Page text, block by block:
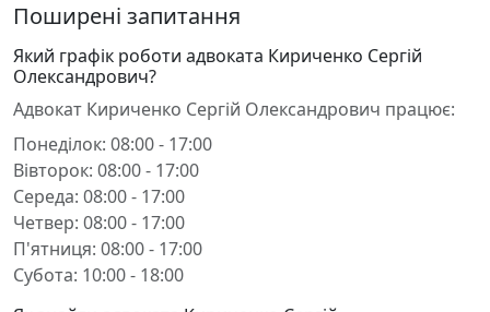
Поширені запитання
Який графік роботи адвоката Кириченко Сергій
Олександрович?
Адвокат Кириченко Сергій Олександрович працює:
Понеділок: 08:00 - 17:00
Вівторок: 08:00 - 17:00
Середа: 08:00 - 17:00
Четвер: 08:00 - 17:00
П'ятниця: 08:00 - 17:00
Субота: 10:00 - 18:00